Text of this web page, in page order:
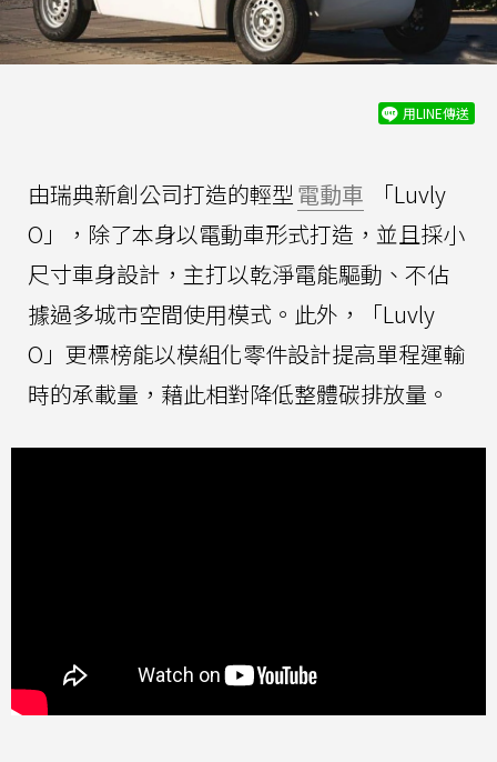
用LINE傳送
由瑞典新創公司打造的輕型 電動車
「Luvly
O」，除了本身以電動車形式打造，並且採小
尺寸車身設計，主打以乾淨電能驅動、不佔
據過多城市空間使用模式。此外，「Luvly
O」更標榜能以模組化零件設計提高單程運輸
時的承載量，藉此相對降低整體碳排放量。